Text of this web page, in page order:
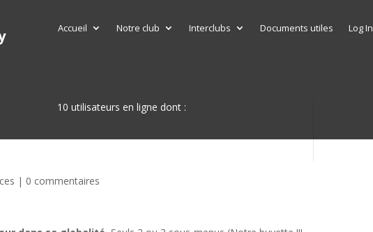
Accueil Notre club Interclubs Documents utiles Log In
10 utilisateurs en ligne dont :
| 0 commentaires